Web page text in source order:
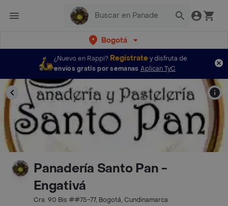
Bogotá
¿Nuevo en Rappi? Regístratey disfruta de
envíos gratis por semanas Aplican TyC
Panadería Santo Pan -
Engativá
Cra. 90 Bis ##75-77, Bogotá, Cundinamarca